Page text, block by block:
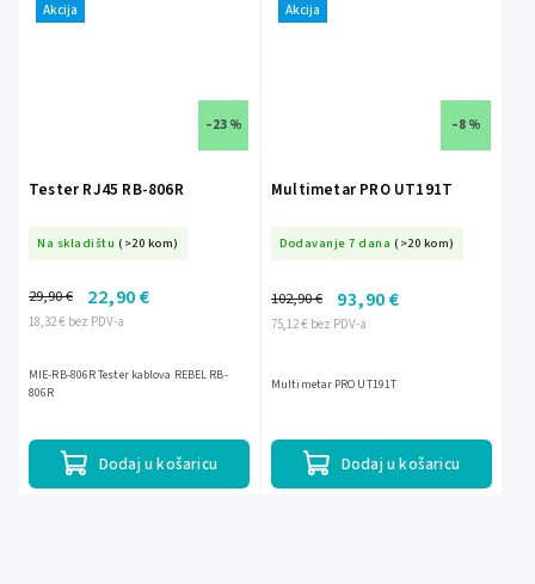
Akcija
–23 %
Tester RJ45 RB-806R
Na skladištu (>20 kom)
18,32 € bez PDV-a
29,90 € 22,90 €
Dodaj u košaricu
MIE-RB-806R Tester kablova REBEL RB-
806R
Akcija
–8 %
Multimetar PRO UT191T
Dodavanje 7 dana (>20 kom)
75,12 € bez PDV-a
102,90 € 93,90 €
Dodaj u košaricu
Multimetar PRO UT191T